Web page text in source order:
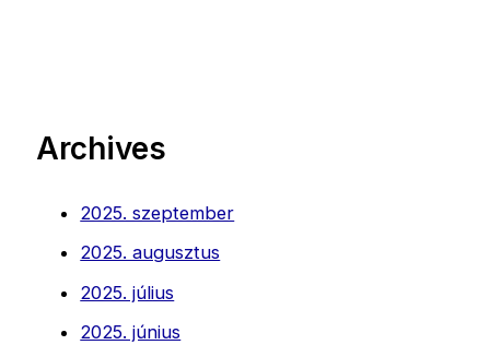
Archives
2025. szeptember
2025. augusztus
2025. július
2025. június